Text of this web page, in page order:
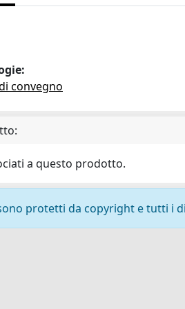
convegno
a questo prodotto.
protetti da copyright e tutti i